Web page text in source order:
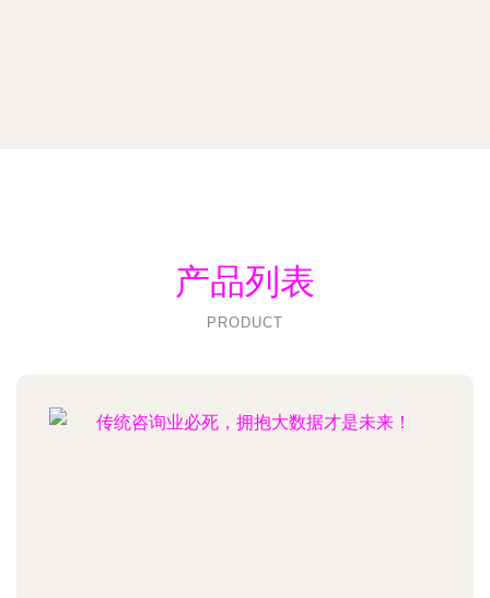
产品列表
PRODUCT